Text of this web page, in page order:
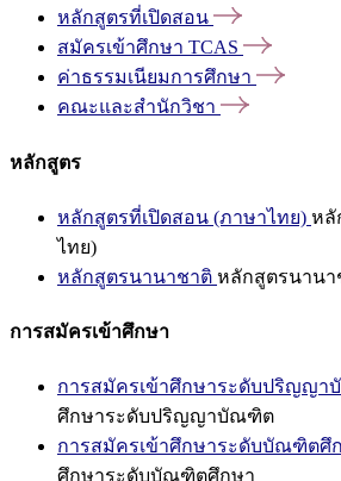
หลักสูตรที่เปิดสอน
สมัครเข้าศึกษา TCAS
ค่าธรรมเนียมการศึกษา
คณะและสำนักวิชา
หลักสูตร
หลักสูตรที่เปิดสอน (ภาษาไทย) หลั
ไทย)
หลักสูตรนานาชาติ หลักสูตรนานา
การสมัครเข้าศึกษา
การสมัครเข้าศึกษาระดับปริญญ
ศึกษาระดับปริญญาบัณฑิต
การสมัครเข้าศึกษาระดับบัณฑิตศึ
ศึกษาระดับบัณฑิตศึกษา